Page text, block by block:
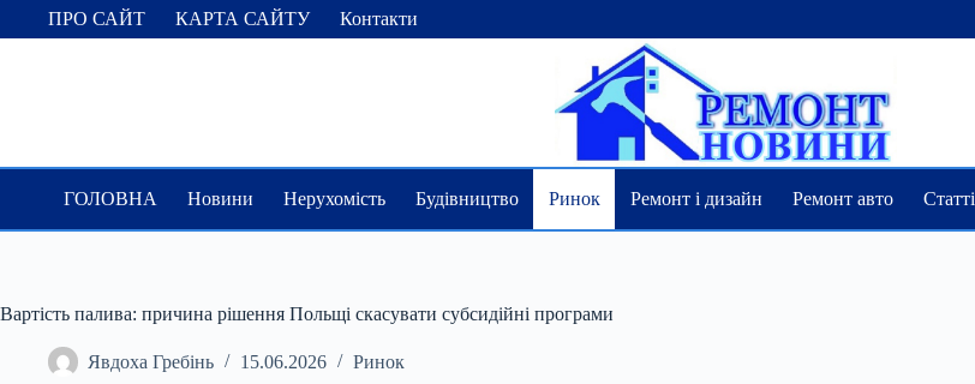
ПерейтиПРО САЙТ КАРТА САЙТУ Контакти
ГОЛОВНА Новини Нерухомість Будівництво Ринок Ремонт і дизайн Ремонт авто Статті
Вартість палива: причина рішення Польщі скасувати субсидійні програми
Явдоха Гребінь 15.06.2026 Ринок